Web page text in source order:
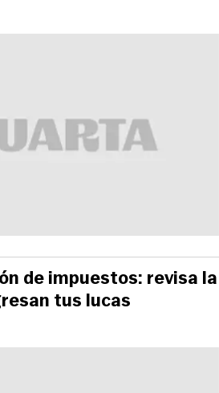
de impuestos: revisa la
tus lucas